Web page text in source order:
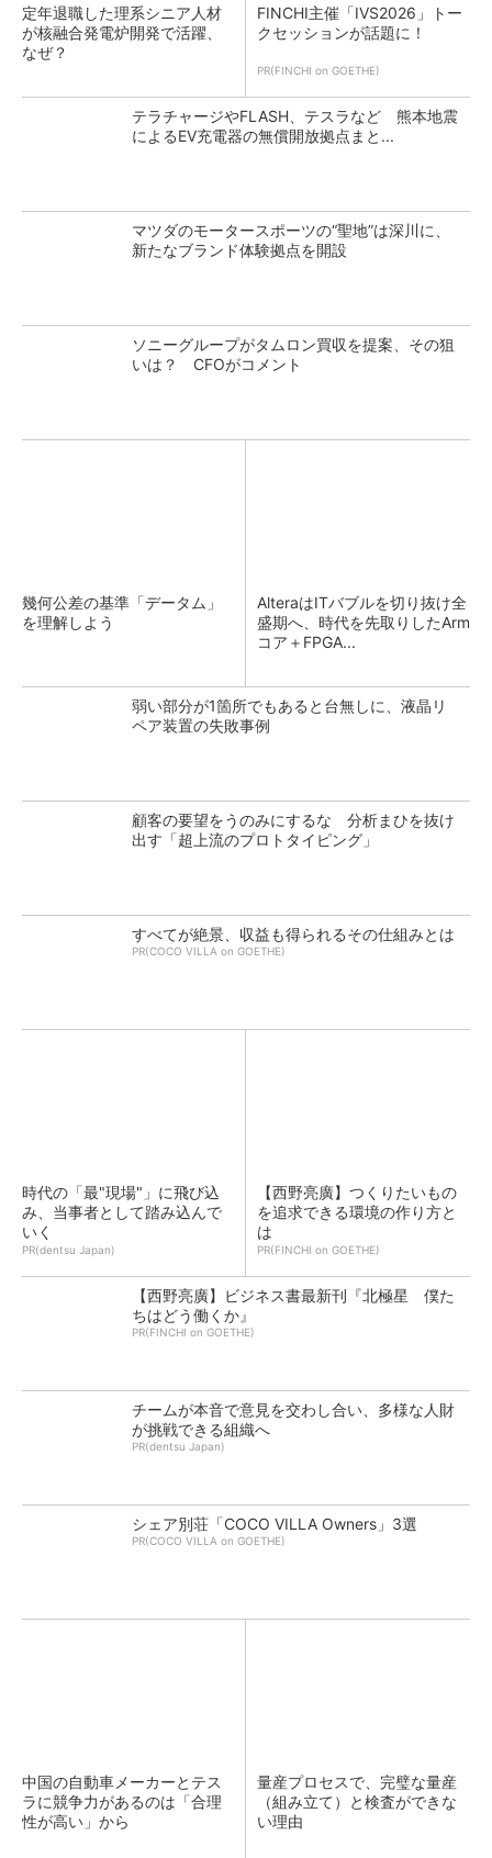
定年退職した理系シニア人材
が核融合発電炉開発で活躍、
なぜ？
FINCHI主催「IVS2026」トー
クセッションが話題に！
PR(FINCHI on GOETHE)
テラチャージやFLASH、テスラなど 熊本地震
によるEV充電器の無償開放拠点まと...
マツダのモータースポーツの“聖地”は深川に、
新たなブランド体験拠点を開設
ソニーグループがタムロン買収を提案、その狙
いは？ CFOがコメント
幾何公差の基準「データム」
を理解しよう
AlteraはITバブルを切り抜け全
盛期へ、時代を先取りしたArm
コア＋FPGA...
弱い部分が1箇所でもあると台無しに、液晶リ
ペア装置の失敗事例
顧客の要望をうのみにするな 分析まひを抜け
出す「超上流のプロトタイピング」
すべてが絶景、収益も得られるその仕組みとは
PR(COCO VILLA on GOETHE)
時代の「最"現場"」に飛び込
み、当事者として踏み込んで
いく
PR(dentsu Japan)
【西野亮廣】つくりたいもの
を追求できる環境の作り方と
は
PR(FINCHI on GOETHE)
【西野亮廣】ビジネス書最新刊『北極星 僕た
ちはどう働くか』
PR(FINCHI on GOETHE)
チームが本音で意見を交わし合い、多様な人財
が挑戦できる組織へ
PR(dentsu Japan)
シェア別荘「COCO VILLA Owners」3選
PR(COCO VILLA on GOETHE)
中国の自動車メーカーとテス
ラに競争力があるのは「合理
性が高い」から
量産プロセスで、完璧な量産
（組み立て）と検査ができな
い理由